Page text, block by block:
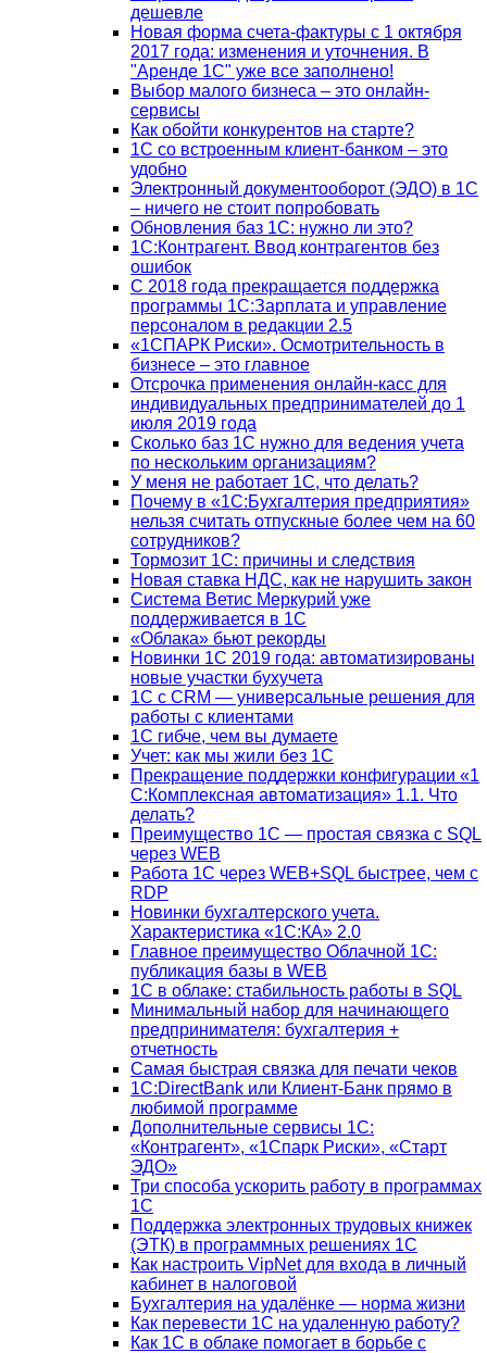
дешевле
Новая форма счета-фактуры с 1 октября
2017 года: изменения и уточнения. В
"Аренде 1С" уже все заполнено!
Выбор малого бизнеса – это онлайн-
сервисы
Как обойти конкурентов на старте?
1C со встроенным клиент-банком – это
удобно
Электронный документооборот (ЭДО) в 1С
– ничего не стоит попробовать
Обновления баз 1С: нужно ли это?
1С:Контрагент. Ввод контрагентов без
ошибок
С 2018 года прекращается поддержка
программы 1С:Зарплата и управление
персоналом в редакции 2.5
«1СПАРК Риски». Осмотрительность в
бизнесе – это главное
Отсрочка применения онлайн-касс для
индивидуальных предпринимателей до 1
июля 2019 года
Сколько баз 1C нужно для ведения учета
по нескольким организациям?
У меня не работает 1С, что делать?
Почему в «1С:Бухгалтерия предприятия»
нельзя считать отпускные более чем на 60
сотрудников?
Тормозит 1C: причины и следствия
Новая ставка НДС, как не нарушить закон
Система Ветис Меркурий уже
поддерживается в 1С
«Облака» бьют рекорды
Новинки 1С 2019 года: автоматизированы
новые участки бухучета
1С с CRM — универсальные решения для
работы с клиентами
1С гибче, чем вы думаете
Учет: как мы жили без 1С
Прекращение поддержки конфигурации «1
С:Комплексная автоматизация» 1.1. Что
делать?
Преимущество 1С — простая связка с SQL
через WEB
Работа 1С через WEB+SQL быстрее, чем с
RDP
Новинки бухгалтерского учета.
Характеристика «1С:КА» 2.0
Главное преимущество Облачной 1С:
публикация базы в WEB
1С в облаке: стабильность работы в SQL
Минимальный набор для начинающего
предпринимателя: бухгалтерия +
отчетность
Самая быстрая связка для печати чеков
1С:DirectBank или Клиент-Банк прямо в
любимой программе
Дополнительные сервисы 1С:
«Контрагент», «1Спарк Риски», «Старт
ЭДО»
Три способа ускорить работу в программах
1С
Поддержка электронных трудовых книжек
(ЭТК) в программных решениях 1С
Как настроить VipNet для входа в личный
кабинет в налоговой
Бухгалтерия на удалёнке — норма жизни
Как перевести 1С на удаленную работу?
Как 1С в облаке помогает в борьбе с